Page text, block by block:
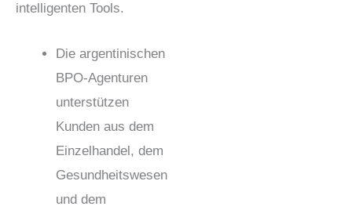
intelligenten Tools.
Die argentinischen
BPO-Agenturen
unterstützen
Kunden aus dem
Einzelhandel, dem
Gesundheitswesen
und dem